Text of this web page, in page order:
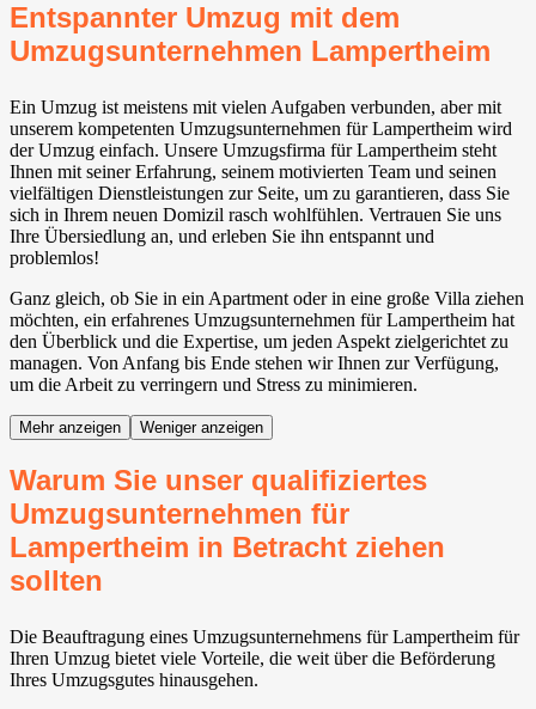
Entspannter Umzug mit dem
Umzugsunternehmen Lampertheim
Ein Umzug ist meistens mit vielen Aufgaben verbunden, aber mit
unserem kompetenten Umzugsunternehmen für Lampertheim wird
der Umzug einfach. Unsere Umzugsfirma für Lampertheim steht
Ihnen mit seiner Erfahrung, seinem motivierten Team und seinen
vielfältigen Dienstleistungen zur Seite, um zu garantieren, dass Sie
sich in Ihrem neuen Domizil rasch wohlfühlen. Vertrauen Sie uns
Ihre Übersiedlung an, und erleben Sie ihn entspannt und
problemlos!
Ganz gleich, ob Sie in ein Apartment oder in eine große Villa ziehen
möchten, ein erfahrenes Umzugsunternehmen für Lampertheim hat
den Überblick und die Expertise, um jeden Aspekt zielgerichtet zu
managen. Von Anfang bis Ende stehen wir Ihnen zur Verfügung,
um die Arbeit zu verringern und Stress zu minimieren.
Mehr anzeigen Weniger anzeigen
Warum Sie unser qualifiziertes
Umzugsunternehmen für
Lampertheim in Betracht ziehen
sollten
Die Beauftragung eines Umzugsunternehmens für Lampertheim für
Ihren Umzug bietet viele Vorteile, die weit über die Beförderung
Ihres Umzugsgutes hinausgehen.